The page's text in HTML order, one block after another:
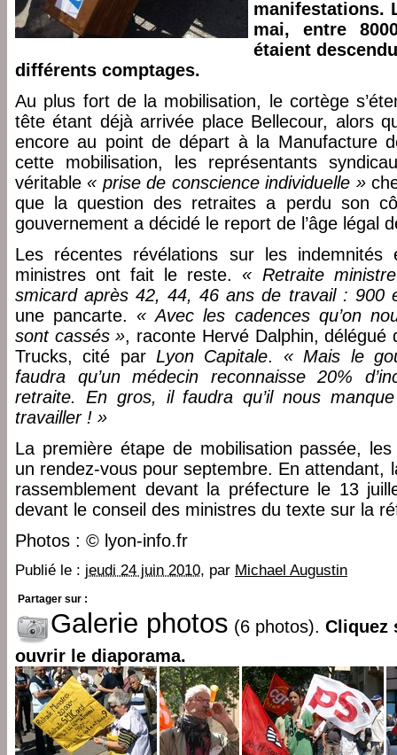
manifestations.
mai, entre
étaient
différents comptages.
Au plus fort de la mobilisation, le cortège
tête étant déjà arrivée place Bellecour, alors
encore au point de départ à la Manufacture
cette mobilisation, les représentants
véritable« prise de conscience individuelle »
que la question des retraites a perdu son
gouvernement a décidé le report de l’âge légal
Les récentes révélations sur les indemnités
ministres ont fait le reste.« Retraite
smicard après 42, 44, 46 ans de travail : 900
une pancarte.« Avec les cadences qu’on
sont cassés », raconte Hervé Dalphin, délégué
Trucks, cité parLyon Capitale. « Mais le
faudra qu’un médecin reconnaisse 20%
retraite. En gros, il faudra qu’il nous
travailler ! »
La première étape de mobilisation passée,
un rendez-vous pour septembre. En attendant,
rassemblement devant la préfecture le 13
devant le conseil des ministres du texte sur la
Photos : © lyon-info.fr
Publié le : jeudi 24 juin 2010, par Michael Augustin
Partager sur :
Galerie photos (6 photos). Cliquez
ouvrir le diaporama.